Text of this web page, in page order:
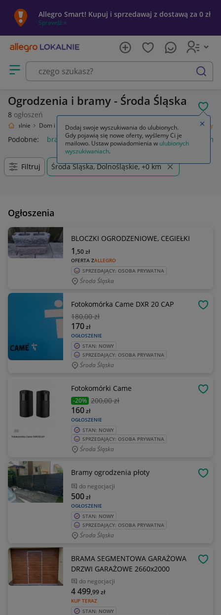
Allegro Smart! Kupuj i sprzedawaj z dostawą za 0 zł
Sprawdź »
Otwórz menu z kategoriami
szukaj
Ogrodzenia i bramy - Środa Śląska
8 ogłoszeń
Lokalnie Dom i Ogród Budownictwo i Akcesoria Ogrodzenia i bramy
Podobne: bramy i ogrodzenia ogrodzenia panelowe i bramy
Filtruj Środa Śląska, Dolnośląskie, +0 km
Ogłoszenia
BLOCZKI OGRODZENIOWE, CEGIEŁKI
OFERTA ZALLEGRO
1 ,50zł
SPRZEDAJĄCY: OSOBA PRYWATNA
Środa Śląska
Fotokomórka Came DXR 20 CAP
180,00 zł
OGŁOSZENIE
170zł
STAN: NOWY
SPRZEDAJĄCY: OSOBA PRYWATNA
Środa Śląska
Fotokomórki Came
-20% 200,00 zł
OGŁOSZENIE
160zł
STAN: NOWY
SPRZEDAJĄCY: OSOBA PRYWATNA
Środa Śląska
Bramy ogrodzenia płoty
do negocjacji
OGŁOSZENIE
500zł
STAN: NOWY
SPRZEDAJĄCY: OSOBA PRYWATNA
Środa Śląska
BRAMA SEGMENTOWA GARAŻOWA
DRZWI GARAŻOWE 2660x2000
do negocjacji
KUP TERAZ
4 499,99zł
STAN: NOWY
Dodaj swoje wyszukiwania do ulubionych.
Gdy pojawią się nowe oferty, wyślemy Ci je
mailowo. Ustaw powiadomienia w ulubionych
wyszukiwaniach.